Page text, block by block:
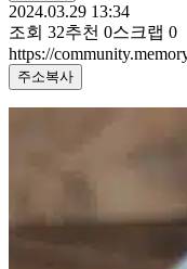
2024.03.29 13:34
조회 32추천 0스크랩 0
https://
주소복사